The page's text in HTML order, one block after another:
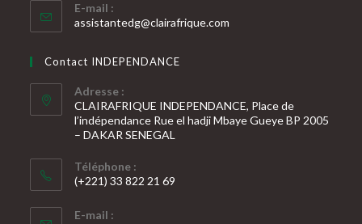
E-mail :
assistantedg@clairafrique.com
Contact INDEPENDANCE
Adresse :
CLAIRAFRIQUE INDEPENDANCE, Place de
l’indépendance Rue el hadji Mbaye Gueye BP 2005
– DAKAR SENEGAL
Téléphone :
(+221) 33 822 21 69
dans
E-mail :